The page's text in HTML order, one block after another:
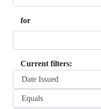
for
Current filters: